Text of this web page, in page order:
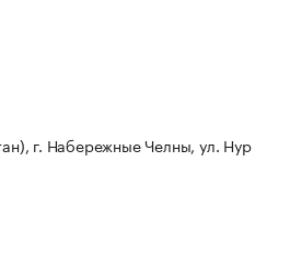
г. Набережные Челны, ул. Нур